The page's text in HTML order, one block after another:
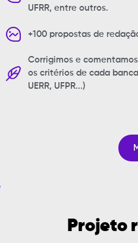
UFRR, entre outros.
+100 propostas de
Corrigimos e
os critérios de cada banca
UERR, UFPR...)
Projeto